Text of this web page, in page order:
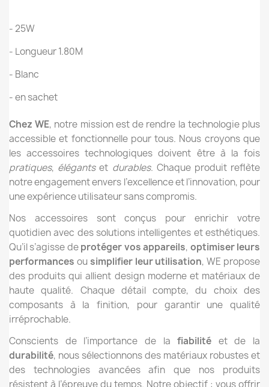
- 25W
- Longueur 1.80M
- Blanc
- en sachet
Chez WE, notre mission est de rendre la technologie plus
accessible et fonctionnelle pour tous. Nous croyons que
les accessoires technologiques doivent être à la fois
pratiques, élégantset durables. Chaque produit reflète
notre engagement envers l’excellence et l’innovation, pour
une expérience utilisateur sans compromis.
Nos accessoires sont conçus pour enrichir votre
quotidien avec des solutions intelligentes et esthétiques.
Qu’il s’agisse deprotéger vos appareils, optimiser leurs
performances ousimplifier leur utilisation, WE propose
des produits qui allient design moderne et matériaux de
haute qualité. Chaque détail compte, du choix des
composants à la finition, pour garantir une qualité
irréprochable.
Conscients de l’importance de lafiabilité et de la
durabilité, nous sélectionnons des matériaux robustes et
des technologies avancées afin que nos produits
résistent à l’épreuve du temps. Notre objectif : vous offrir